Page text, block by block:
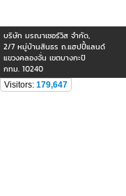
บริษัท มรณาเซอร์วิส จำกัด,
2/7 หมู่บ้านสินธร ถ.แฮปปี้แลนด์
แขวงคลองจั่น เขตบางกะปิ
กทม. 10240
Visitors: 179,647